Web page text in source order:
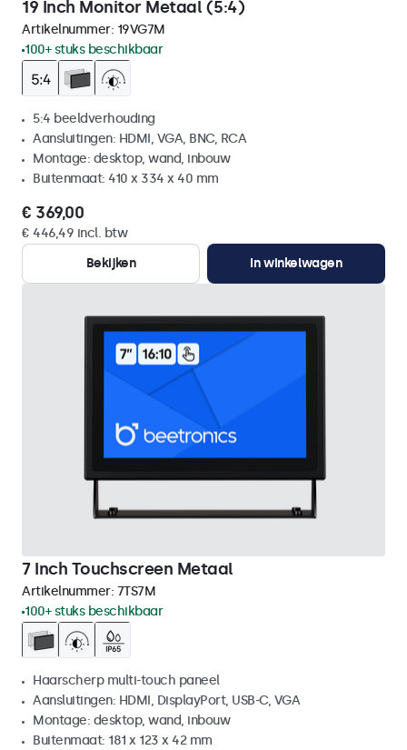
19 Inch Monitor Metaal (5:4)
Artikelnummer: 19VG7M
100+ stuks beschikbaar
5:4 beeldverhouding
Aansluitingen: HDMI, VGA, BNC, RCA
Montage: desktop, wand, inbouw
Buitenmaat: 410 x 334 x 40 mm
€ 369,00
€ 446,49 incl. btw
Bekijken
In winkelwagen
7 Inch Touchscreen Metaal
Artikelnummer: 7TS7M
100+ stuks beschikbaar
Haarscherp multi-touch paneel
Aansluitingen: HDMI, DisplayPort, USB-C, VGA
Montage: desktop, wand, inbouw
Buitenmaat: 181 x 123 x 42 mm